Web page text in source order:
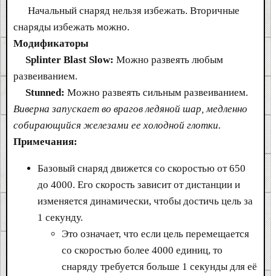
Начальный снаряд нельзя избежать. Вторичные
снаряды избежать можно.
Модификаторы
Splinter Blast Slow: Можно развеять любым
развеиванием.
Stunned: Можно развеять сильным развеиванием.
Виверна запускает во врагов ледяной шар, медленно
собирающийся железами ее холодной глотки.
Примечания:
Базовый снаряд движется со скоростью от 650
до 4000. Его скорость зависит от дистанции и
изменяется динамически, чтобы достичь цель за
1 секунду.
Это означает, что если цель перемещается
со скоростью более 4000 единиц, то
снаряду требуется больше 1 секунды для её